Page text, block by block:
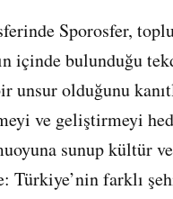
Sporosfer,
içinde bulunduğu
unsur olduğunu
ve geliştirmeyi
sunup kültür ve
Türkiye’nin farklı